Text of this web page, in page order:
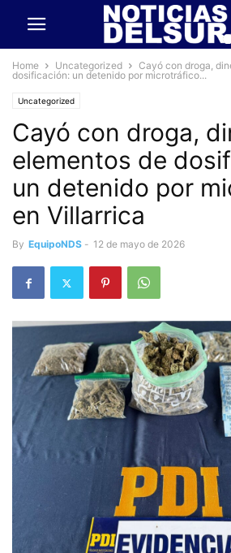
Home Uncategorized
Cayó con droga,
dosificación: un detenido por microtráfico...
Uncategorized
Cayó con droga,
elementos de
un detenido por
en Villarrica
By EquipoNDS - 12 de mayo de 2026